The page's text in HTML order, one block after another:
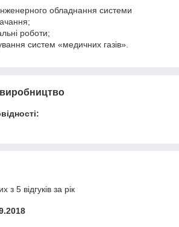
обладнання системи
роботи;
систем «медичних газів».
з 5 відгуків за рік